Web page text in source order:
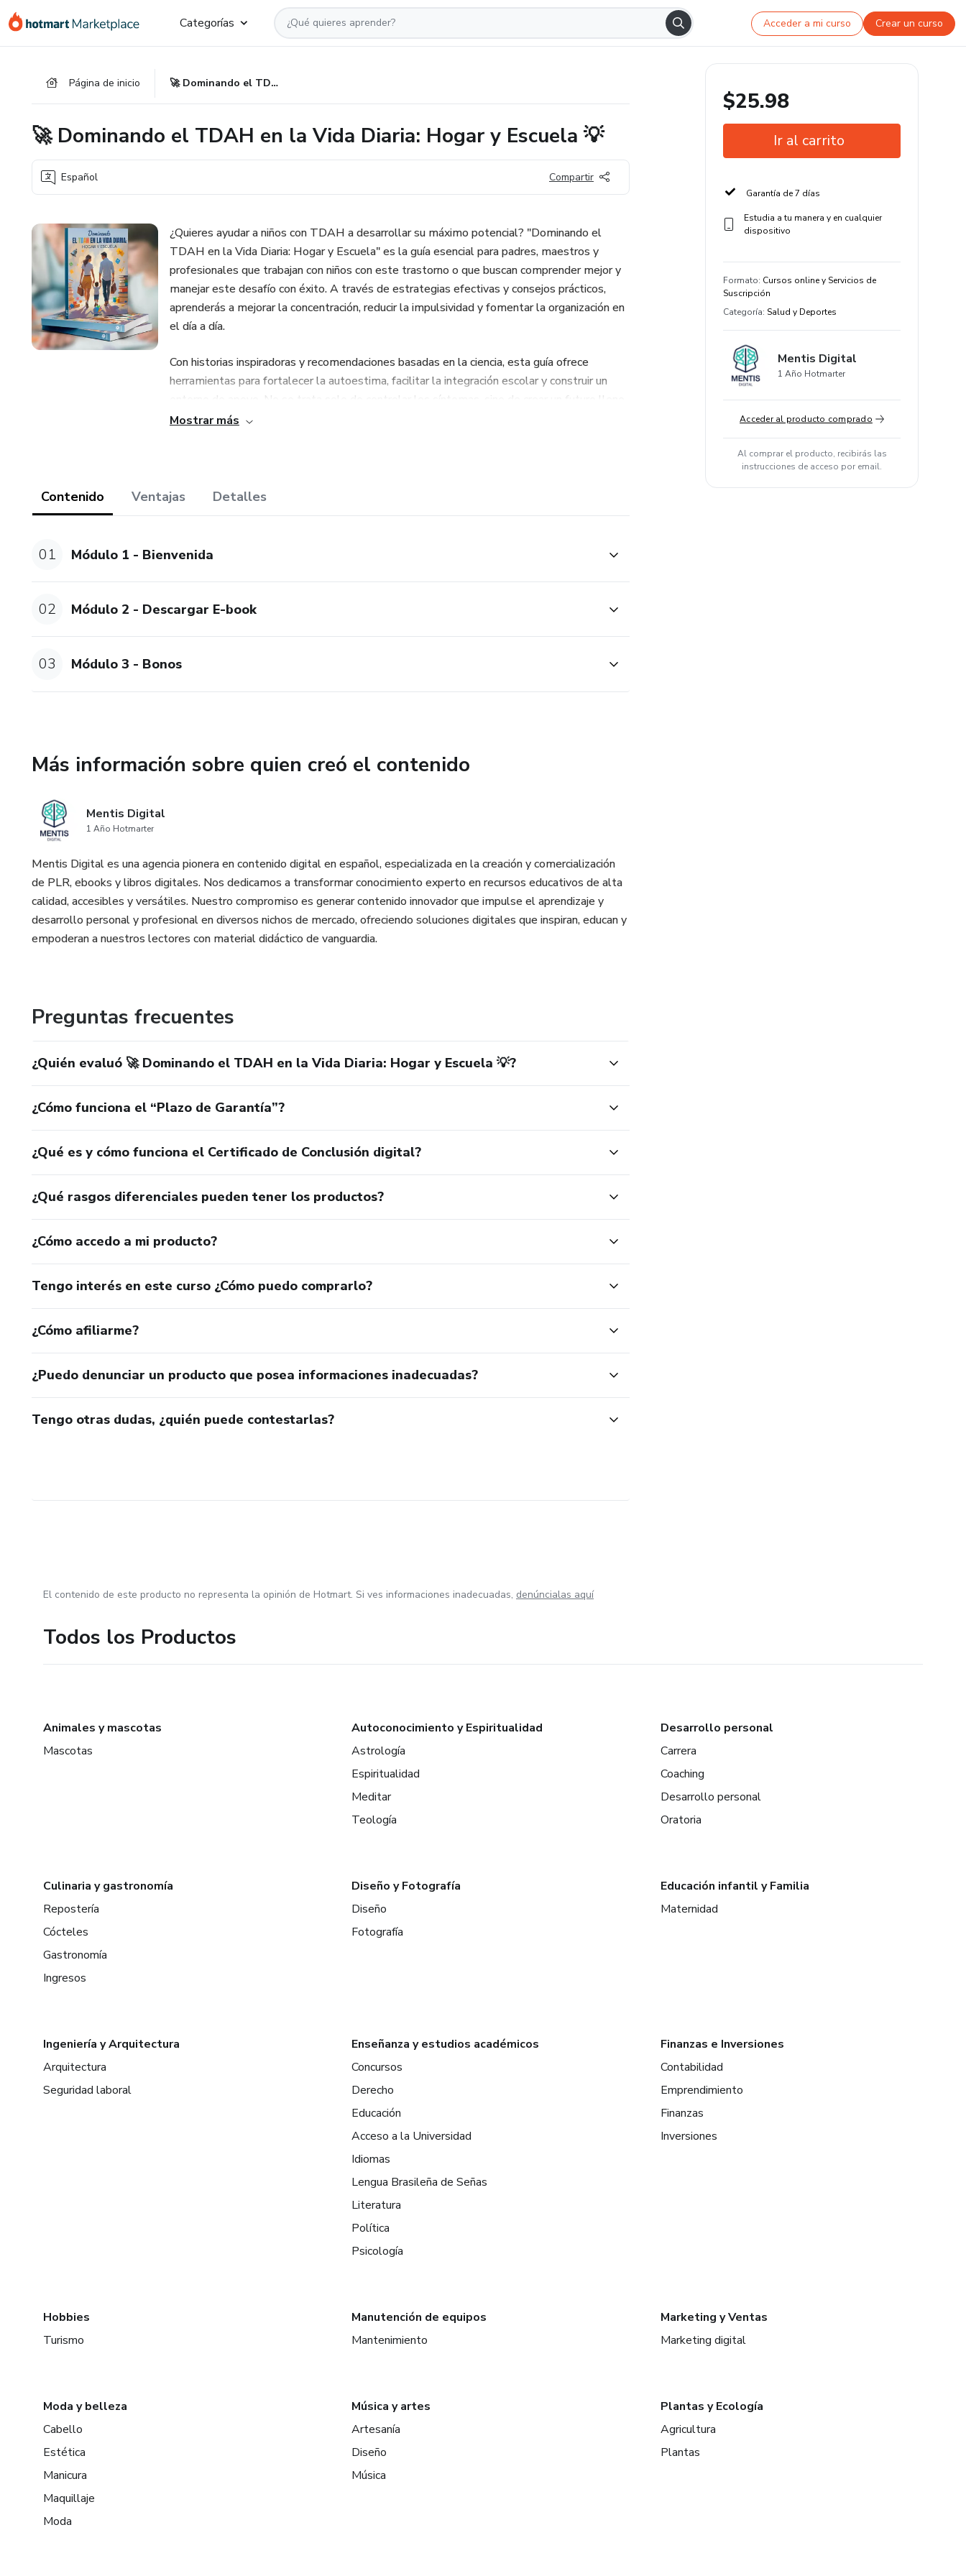
Categorías Acceder a mi curso Crear un curso
Página de inicio 🚀 Dominando el TDAH en la Vida Diaria: Hogar y Escuela 💡
🚀 Dominando el TDAH en la Vida Diaria: Hogar y Escuela 💡
Español Compartir
¿Quieres ayudar a niños con TDAH a desarrollar su máximo potencial? "Dominando el
TDAH en la Vida Diaria: Hogar y Escuela" es la guía esencial para padres, maestros y
profesionales que trabajan con niños con este trastorno o que buscan comprender mejor y
manejar este desafío con éxito. A través de estrategias efectivas y consejos prácticos,
aprenderás a mejorar la concentración, reducir la impulsividad y fomentar la organización en
el día a día.
Con historias inspiradoras y recomendaciones basadas en la ciencia, esta guía ofrece
herramientas para fortalecer la autoestima, facilitar la integración escolar y construir un
entorno de apoyo. No se trata solo de controlar los síntomas, sino de crear un futuro lleno
de confianza y éxito para los niños con TDAH.
✅ Estrategias prácticas para mejorar la atención y la organización.
✅ Métodos eficaces para la escuela y la vida diaria.
Mostrar más
Contenido Ventajas Detalles
01 Módulo 1 - Bienvenida
02 Módulo 2 - Descargar E-book
03 Módulo 3 - Bonos
Más información sobre quien creó el contenido
Mentis Digital
1 Año Hotmarter
Mentis Digital es una agencia pionera en contenido digital en español, especializada en la creación y comercialización
de PLR, ebooks y libros digitales. Nos dedicamos a transformar conocimiento experto en recursos educativos de alta
calidad, accesibles y versátiles. Nuestro compromiso es generar contenido innovador que impulse el aprendizaje y
desarrollo personal y profesional en diversos nichos de mercado, ofreciendo soluciones digitales que inspiran, educan y
empoderan a nuestros lectores con material didáctico de vanguardia.
Preguntas frecuentes
¿Quién evaluó 🚀 Dominando el TDAH en la Vida Diaria: Hogar y Escuela 💡?
¿Cómo funciona el “Plazo de Garantía”?
¿Qué es y cómo funciona el Certificado de Conclusión digital?
¿Qué rasgos diferenciales pueden tener los productos?
¿Cómo accedo a mi producto?
Tengo interés en este curso ¿Cómo puedo comprarlo?
¿Cómo afiliarme?
¿Puedo denunciar un producto que posea informaciones inadecuadas?
Tengo otras dudas, ¿quién puede contestarlas?
$25.98
Ir al carrito
Garantía de 7 días
Estudia a tu manera y en cualquier
dispositivo
Formato: Cursos online y Servicios de
Suscripción
Categoría: Salud y Deportes
Mentis Digital
1 Año Hotmarter
Acceder al producto comprado
Al comprar el producto, recibirás las
instrucciones de acceso por email.
El contenido de este producto no representa la opinión de Hotmart. Si ves informaciones inadecuadas, denúncialas aquí
Todos los Productos
Animales y mascotas
Mascotas
Autoconocimiento y Espiritualidad
Astrología
Espiritualidad
Meditar
Teología
Desarrollo personal
Carrera
Coaching
Desarrollo personal
Oratoria
Culinaria y gastronomía
Repostería
Cócteles
Gastronomía
Ingresos
Diseño y Fotografía
Diseño
Fotografía
Educación infantil y Familia
Maternidad
Ingeniería y Arquitectura
Arquitectura
Seguridad laboral
Enseñanza y estudios académicos
Concursos
Derecho
Educación
Acceso a la Universidad
Idiomas
Lengua Brasileña de Señas
Literatura
Política
Psicología
Finanzas e Inversiones
Contabilidad
Emprendimiento
Finanzas
Inversiones
Hobbies
Turismo
Manutención de equipos
Mantenimiento
Marketing y Ventas
Marketing digital
Moda y belleza
Cabello
Estética
Manicura
Maquillaje
Moda
Música y artes
Artesanía
Diseño
Música
Plantas y Ecología
Agricultura
Plantas